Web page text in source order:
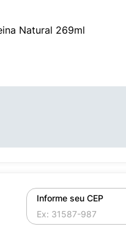
Natural 269ml
Informe seu CEP